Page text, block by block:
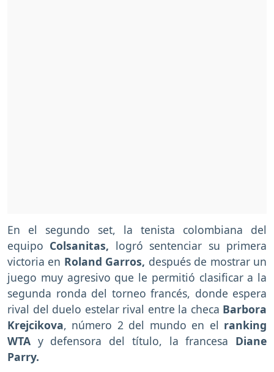
En el segundo set, la tenista colombiana del
equipo Colsanitas, logró sentenciar su primera
victoria en Roland Garros, después de mostrar un
juego muy agresivo que le permitió clasificar a la
segunda ronda del torneo francés, donde espera
rival del duelo estelar rival entre la checa Barbora
Krejcikova, número 2 del mundo en el ranking
WTA y defensora del título, la francesa Diane
Parry.